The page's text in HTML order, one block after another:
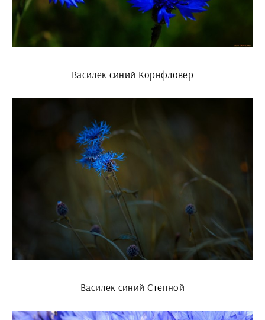
Василек синий Корнфловер
Василек синий Степной